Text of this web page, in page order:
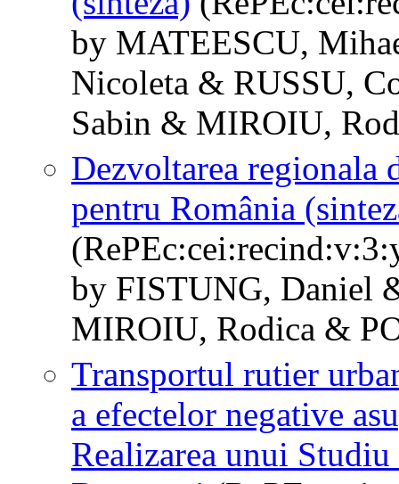
by MATEESCU,
Nicoleta & RUSSU,
Sabin & MIROIU,
Dezvoltarea regionala
pentru România
by FISTUNG, Daniel
MIROIU, Rodica &
Transportul rutier
a efectelor negative
Realizarea unui